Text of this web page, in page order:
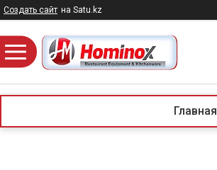
Создать сайт на Satu.kz
Главная